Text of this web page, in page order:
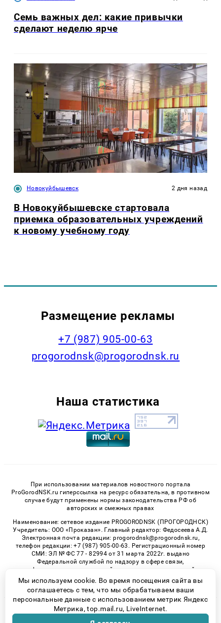
Семь важных дел: какие привычки
сделают неделю ярче
Новокуйбышевск 2 дня назад
В Новокуйбышевске стартовала
приемка образовательных учреждений
к новому учебному году
Размещение рекламы
+7 (987) 905-00-63
progorodnsk@progorodnsk.ru
Наша статистика
При использовании материалов новостного портала
ProGorodNSK.ru гиперссылка на ресурс обязательна, в противном
случае будут применены нормы законодательства РФ об
авторских и смежных правах
Наименование: сетевое издание PROGORODNSK (ПРОГОРОДНСК)
Учредитель: ООО «Проказан». Главный редактор: Федосеева А.Д.
Электронная почта редакции: progorodnsk@progorodnsk.ru,
телефон редакции: +7 (987) 905-00-63. Регистрационный номер
СМИ: ЭЛ № ФС 77 - 82994 от 31 марта 2022г. выдано
Федеральной службой по надзору в сфере связи,
информационных технологий и массовых коммуникаций.
Возрастная категория сайта 16+.
© 2026 «progorodnsk» | Все права защищены
Мы используем cookie. Во время посещения сайта вы
соглашаетесь с тем, что мы обрабатываем ваши
персональные данные с использованием метрик Яндекс
Метрика, top.mail.ru, LiveInternet.